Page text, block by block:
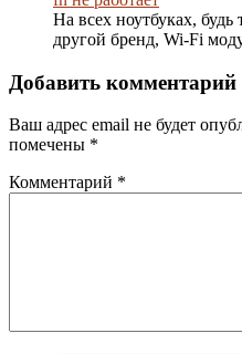
На всех ноутбуках,
другой бренд, Wi-Fi
Добавить комментарий
Ваш адрес email не будет
помечены *
Комментарий *